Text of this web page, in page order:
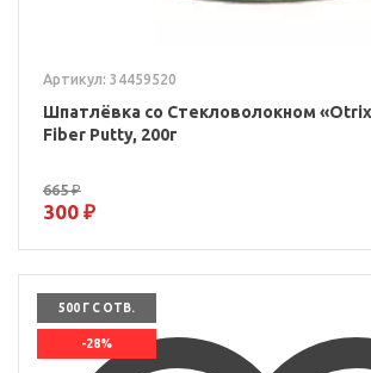
Артикул: 34459520
Шпатлёвка со Стекловолокном
Fiber Putty, 200г
665 ₽
300 ₽
500 Г С ОТВ.
-28%